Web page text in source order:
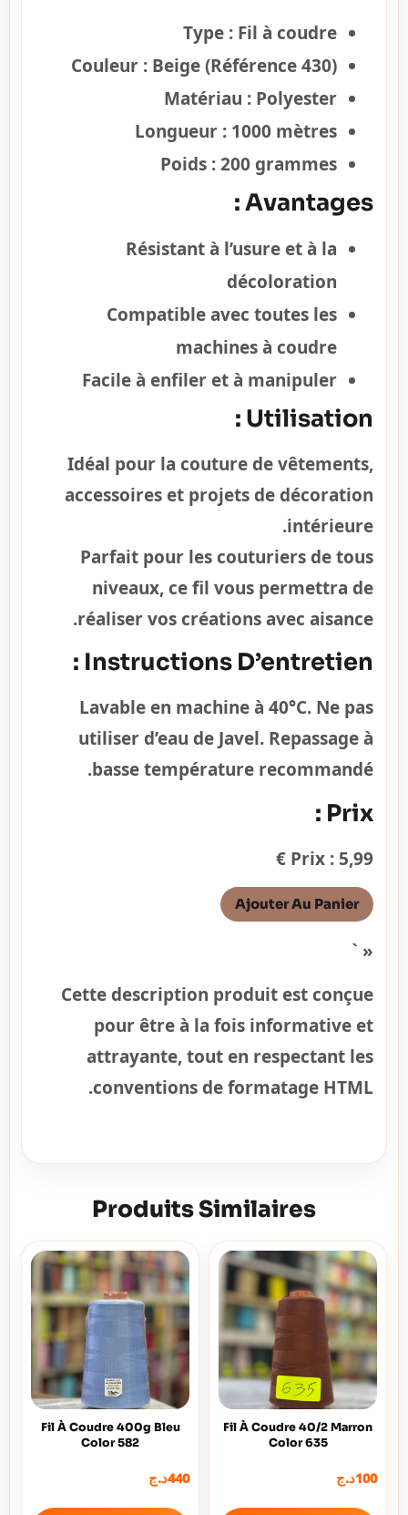
Type : Fil à coudre
Couleur : Beige (Référence 430)
Matériau : Polyester
Longueur : 1000 mètres
Poids :200 grammes
Avantages :
Résistant à l’usure et à la
décoloration
Compatible avec toutes les
machines à coudre
Facile à enfiler et à manipuler
Utilisation :
Idéal pour la couture de vêtements,
accessoires et projets de décoration
intérieure.
Parfait pour les couturiers de tous
niveaux, ce fil vous permettra de
réaliser vos créations avec aisance.
Instructions D’entretien :
Lavable en machine à 40°C. Ne pas
utiliser d’eau de Javel. Repassage à
basse température recommandé.
Prix :
Prix : 5,99 €
Ajouter Au Panier
« `
Cette description produit est conçue
pour être à la fois informative et
attrayante, tout en respectant les
conventions de formatage HTML.
Produits Similaires
Fil À Coudre 40/2 Marron
Color 635
100د.ج
Fil À Coudre 400g Bleu
Color 582
440د.ج